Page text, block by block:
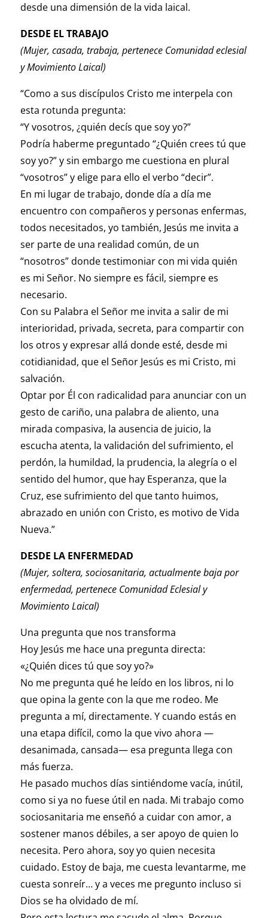
desde una dimensión de la vida laical.
DESDE EL TRABAJO
(Mujer, casada, trabaja, pertenece Comunidad eclesial
y Movimiento Laical)
“Como a sus discípulos Cristo me interpela con
esta rotunda pregunta:
“Y vosotros, ¿quién decís que soy yo?”
Podría haberme preguntado “¿Quién crees tú que
soy yo?” y sin embargo me cuestiona en plural
“vosotros” y elige para ello el verbo “decir”.
En mi lugar de trabajo, donde día a día me
encuentro con compañeros y personas enfermas,
todos necesitados, yo también, Jesús me invita a
ser parte de una realidad común, de un
“nosotros” donde testimoniar con mi vida quién
es mi Señor. No siempre es fácil, siempre es
necesario.
Con su Palabra el Señor me invita a salir de mi
interioridad, privada, secreta, para compartir con
los otros y expresar allá donde esté, desde mi
cotidianidad, que el Señor Jesús es mi Cristo, mi
salvación.
Optar por Él con radicalidad para anunciar con un
gesto de cariño, una palabra de aliento, una
mirada compasiva, la ausencia de juicio, la
escucha atenta, la validación del sufrimiento, el
perdón, la humildad, la prudencia, la alegría o el
sentido del humor, que hay Esperanza, que la
Cruz, ese sufrimiento del que tanto huimos,
abrazado en unión con Cristo, es motivo de Vida
Nueva.”
DESDE LA ENFERMEDAD
(Mujer, soltera, sociosanitaria, actualmente baja por
enfermedad, pertenece Comunidad Eclesial y
Movimiento Laical)
Una pregunta que nos transforma
Hoy Jesús me hace una pregunta directa:
«¿Quién dices tú que soy yo?»
No me pregunta qué he leído en los libros, ni lo
que opina la gente con la que me rodeo. Me
pregunta a mí, directamente. Y cuando estás en
una etapa difícil, como la que vivo ahora —
desanimada, cansada— esa pregunta llega con
más fuerza.
He pasado muchos días sintiéndome vacía, inútil,
como si ya no fuese útil en nada. Mi trabajo como
sociosanitaria me enseñó a cuidar con amor, a
sostener manos débiles, a ser apoyo de quien lo
necesita. Pero ahora, soy yo quien necesita
cuidado. Estoy de baja, me cuesta levantarme, me
cuesta sonreír… y a veces me pregunto incluso si
Dios se ha olvidado de mí.